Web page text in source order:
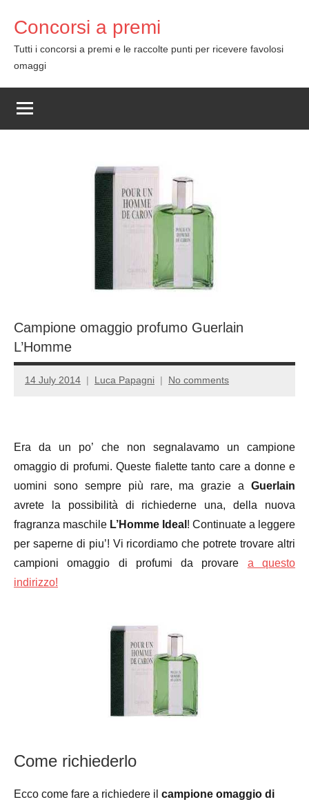
content
Concorsi a premi
Tutti i concorsi a premi e le raccolte punti per ricevere favolosi
omaggi
Campione omaggio profumo Guerlain
L’Homme
14 July 2014 Luca Papagni No comments
Era da un po’ che non segnalavamo un campione
omaggio di profumi. Queste fialette tanto care a donne e
uomini sono sempre più rare, ma grazie a Guerlain
avrete la possibilità di richiederne una, della nuova
fragranza maschile L’Homme Ideal ! Continuate a leggere
per saperne di piu’! Vi ricordiamo che potrete trovare altri
campioni omaggio di profumi da provare a questo
indirizzo!
Come richiederlo
Ecco come fare a richiedere il campione omaggio di